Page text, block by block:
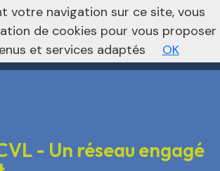
foncière Vers le site national
- Un réseau engagé
votre navigation sur ce site, vous
de cookies pour vous proposer
et services adaptés
OK